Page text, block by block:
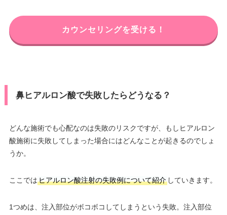
カウンセリングを受ける！
鼻ヒアルロン酸で失敗したらどうなる？
どんな施術でも心配なのは失敗のリスクですが、もしヒアルロン
酸施術に失敗してしまった場合にはどんなことが起きるのでしょ
うか。
ここではヒアルロン酸注射の失敗例について紹介していきます。
1つめは、注入部位がボコボコしてしまうという失敗。注入部位